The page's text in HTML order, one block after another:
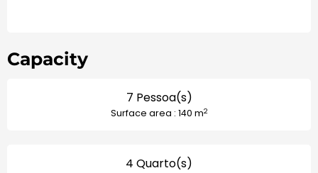
Capacity
7 Pessoa(s)
Surface area : 140 m2
4 Quarto(s)